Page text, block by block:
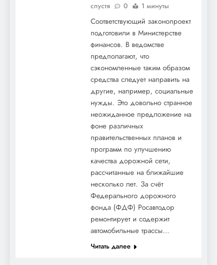
спустя
0 1 минуты
Соответствующий законопроект
подготовили в Министерстве
финансов. В ведомстве
предполагают, что
сэкономленные таким образом
средства следует направить на
другие, например, социальные
нужды. Это довольно странное
неожиданное предложение на
фоне различных
правительственных планов и
программ по улучшению
качества дорожной сети,
рассчитанные на ближайшие
несколько лет. За счёт
Федерального дорожного
фонда (ФДФ) Росавтодор
ремонтирует и содержит
автомобильные трассы…
Читать далее